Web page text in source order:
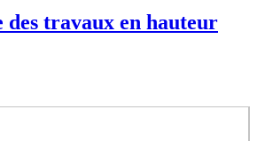
des travaux en hauteur